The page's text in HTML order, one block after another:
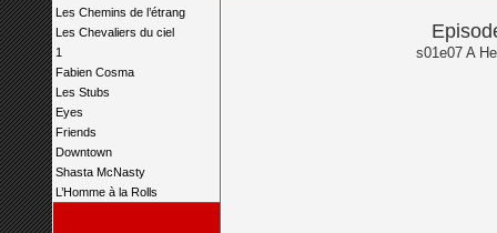
Les Chemins de l’étrang
Les Chevaliers du ciel
1
Fabien Cosma
Les Stubs
Eyes
Friends
Downtown
Shasta McNasty
L’Homme à la Rolls
s01e07 A